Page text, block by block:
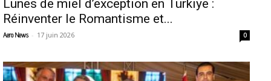
Lunes de miel d’exception en Türkiye :
Réinventer le Romantisme et...
Aero News - 17 juin 2026 0